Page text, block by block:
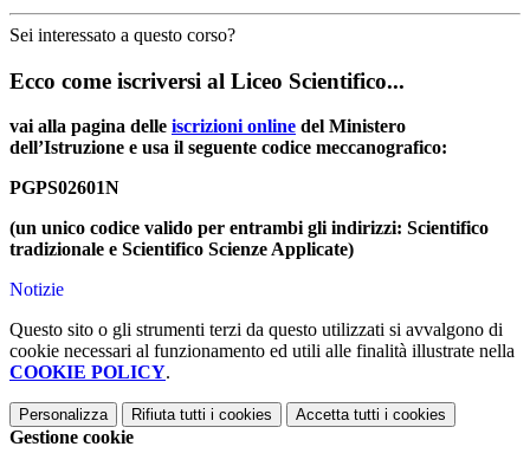
Sei interessato a questo corso?
Ecco come iscriversi al Liceo Scientifico...
vai alla pagina delle iscrizioni online del Ministero
dell’Istruzione e usa il seguente codice meccanografico:
PGPS02601N
(un unico codice valido per entrambi gli indirizzi: Scientifico
tradizionale e Scientifico Scienze Applicate)
Notizie
Questo sito o gli strumenti terzi da questo utilizzati si avvalgono di
cookie necessari al funzionamento ed utili alle finalità illustrate nella
COOKIE POLICY.
Personalizza Rifiuta tutti i cookies Accetta tutti i cookies
Gestione cookie